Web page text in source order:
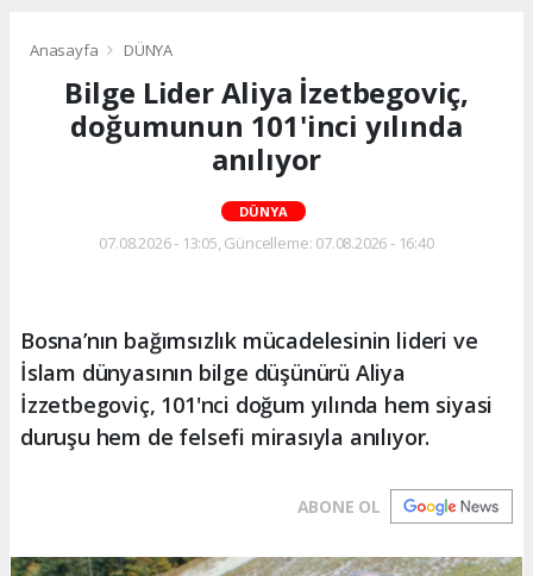
Anasayfa DÜNYA
Bilge Lider Aliya İzetbegoviç,
doğumunun 101'inci yılında
anılıyor
DÜNYA
07.08.2026 - 13:05, Güncelleme: 07.08.2026 - 16:40
Bosna’nın bağımsızlık mücadelesinin lideri ve
İslam dünyasının bilge düşünürü Aliya
İzzetbegoviç, 101'nci doğum yılında hem siyasi
duruşu hem de felsefi mirasıyla anılıyor.
ABONE OL